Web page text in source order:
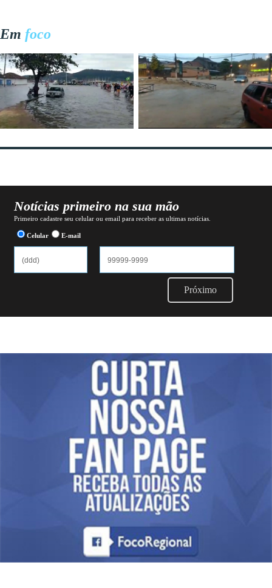
Em foco
Notícias primeiro na sua mão
Primeiro cadastre seu celular ou email para receber as ultimas notícias.
Celular E-mail
Próximo